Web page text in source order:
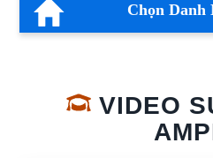
Chọn Danh
VIDEO